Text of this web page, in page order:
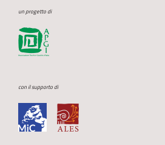
un progetto di
con il supporto di